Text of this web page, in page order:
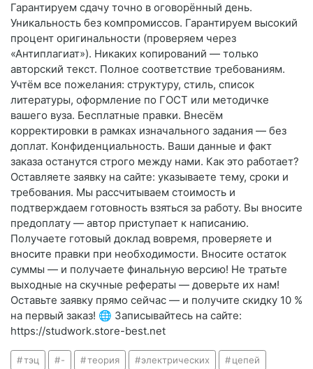
Гарантируем сдачу точно в оговорённый день.
Уникальность без компромиссов. Гарантируем высокий
процент оригинальности (проверяем через
«Антиплагиат»). Никаких копирований — только
авторский текст. Полное соответствие требованиям.
Учтём все пожелания: структуру, стиль, список
литературы, оформление по ГОСТ или методичке
вашего вуза. Бесплатные правки. Внесём
корректировки в рамках изначального задания — без
доплат. Конфиденциальность. Ваши данные и факт
заказа останутся строго между нами. Как это работает?
Оставляете заявку на сайте: указываете тему, сроки и
требования. Мы рассчитываем стоимость и
подтверждаем готовность взяться за работу. Вы вносите
предоплату — автор приступает к написанию.
Получаете готовый доклад вовремя, проверяете и
вносите правки при необходимости. Вносите остаток
суммы — и получаете финальную версию! Не тратьте
выходные на скучные рефераты — доверьте их нам!
Оставьте заявку прямо сейчас — и получите скидку 10 %
на первый заказ! 🌐 Записывайтесь на сайте:
https://studwork.store-best.net
тэц - теория электрических цепей